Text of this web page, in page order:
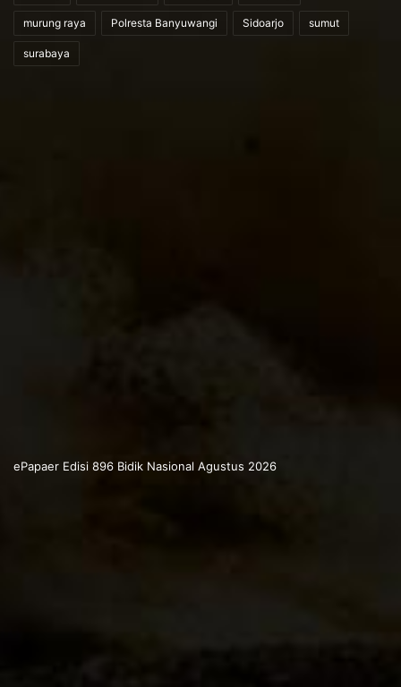
murung raya Polresta Banyuwangi Sidoarjo sumut
surabaya
ePapaer Edisi 896 Bidik Nasional Agustus 2026